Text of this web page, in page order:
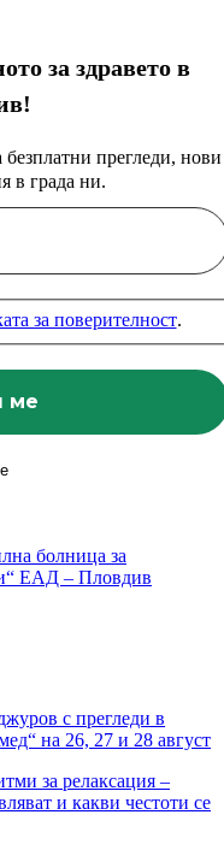
за здравето в
безплатни прегледи, нови
в града ни.
за поверителност.
с прегледи в
на 26, 27 и 28 август
за релаксация –
и какви честоти се